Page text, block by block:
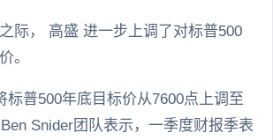
际， 高盛 进一步上调了对标普500
。
标普500年底目标价从7600点上调至
Snider团队表示，一季度财报季表